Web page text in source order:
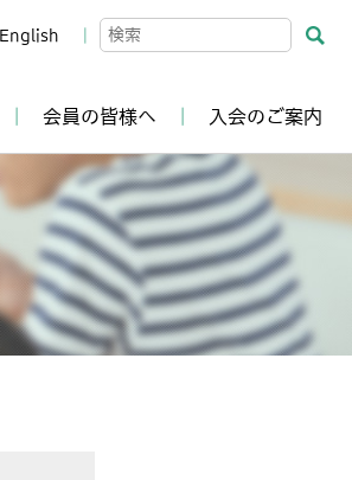
English
会員の皆様へ 入会のご案内